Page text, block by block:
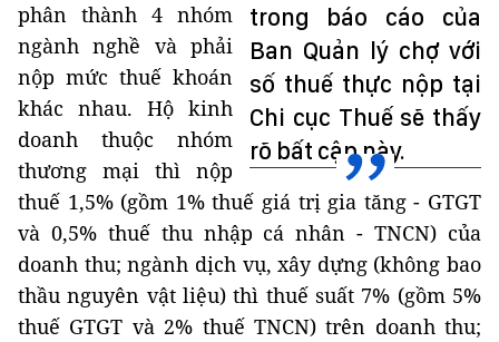
trong báo cáo của
Ban Quản lý chợ với
số thuế thực nộp tại
Chi cục Thuế sẽ thấy
rõ bất cập này.
phân thành 4 nhóm
ngành nghề và phải
nộp mức thuế khoán
khác nhau. Hộ kinh
doanh thuộc nhóm
thương mại thì nộp
thuế 1,5% (gồm 1% thuế giá trị gia tăng - GTGT
và 0,5% thuế thu nhập cá nhân - TNCN) của
doanh thu; ngành dịch vụ, xây dựng (không bao
thầu nguyên vật liệu) thì thuế suất 7% (gồm 5%
thuế GTGT và 2% thuế TNCN) trên doanh thu;